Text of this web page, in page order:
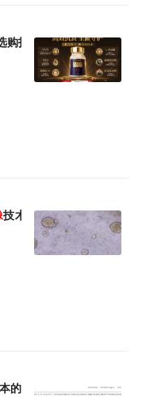
购指南，三井NMN连续
技术应用研习班
的荧光成像